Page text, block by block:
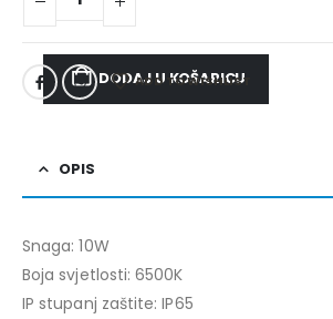
DODAJ U KOŠARICU
ADD TO WISHLIST
OPIS
Snaga: 10W
Boja svjetlosti: 6500K
IP stupanj zaštite: IP65